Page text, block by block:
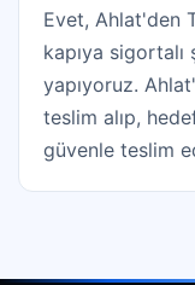
Evet, Ahlat'den
kapıya sigortalı
yapıyoruz.
teslim alıp,
güvenle teslim